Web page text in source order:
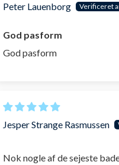
Peter Lauenborg
God pasform
God pasform
Jesper Strange Rasmussen
Nok nogle af de sejeste